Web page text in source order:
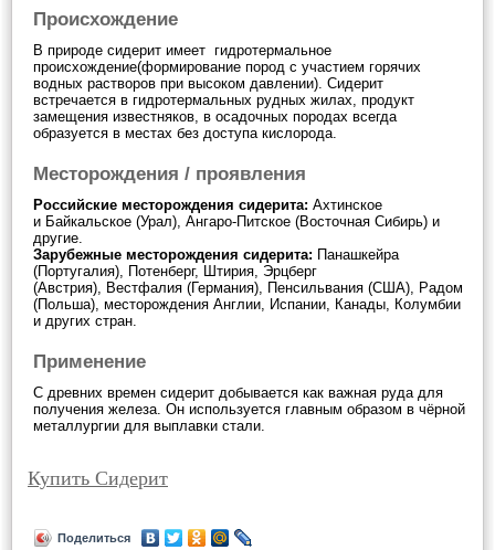
Происхождение
В природе сидерит имеет гидротермальное
происхождение(формирование пород с участием горячих
водных растворов при высоком давлении). Сидерит
встречается в гидротермальных рудных жилах, продукт
замещения известняков, в осадочных породах всегда
образуется в местах без доступа кислорода.
Месторождения / проявления
Российские месторождения сидерита: Ахтинское
и Байкальское (Урал), Ангаро-Питское (Восточная Сибирь) и
другие.
Зарубежные месторождения сидерита: Панашкейра
(Португалия), Потенберг, Штирия, Эрцберг
(Австрия), Вестфалия (Германия), Пенсильвания (США), Радом
(Польша), месторождения Англии, Испании, Канады, Колумбии
и других стран.
Применение
С древних времен сидерит добывается как важная руда для
получения железа. Он используется главным образом в чёрной
металлургии для выплавки стали.
Купить Сидерит
Поделиться